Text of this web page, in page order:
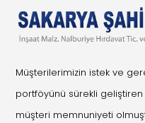
Müşterilerimizin istek ve
portföyünü sürekli
müşteri memnuniyeti